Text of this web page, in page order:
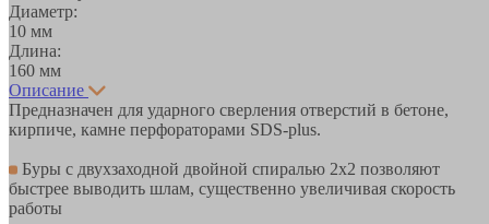
Диаметр:
10 мм
Длина:
160 мм
Описание
Предназначен для ударного сверления отверстий в бетоне,
кирпиче, камне перфораторами SDS-plus.
Буры с двухзаходной двойной спиралью 2х2 позволяют
быстрее выводить шлам, существенно увеличивая скорость
работы